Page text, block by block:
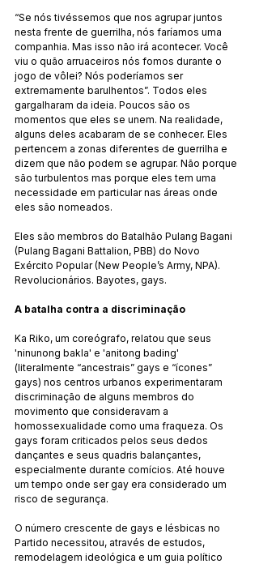
“Se nós tivéssemos que nos agrupar juntos
nesta frente de guerrilha, nós faríamos uma
companhia. Mas isso não irá acontecer. Você
viu o quão arruaceiros nós fomos durante o
jogo de vôlei? Nós poderíamos ser
extremamente barulhentos”. Todos eles
gargalharam da ideia. Poucos são os
momentos que eles se unem. Na realidade,
alguns deles acabaram de se conhecer. Eles
pertencem a zonas diferentes de guerrilha e
dizem que não podem se agrupar. Não porque
são turbulentos mas porque eles tem uma
necessidade em particular nas áreas onde
eles são nomeados.
Eles são membros do Batalhão Pulang Bagani
(Pulang Bagani Battalion, PBB) do Novo
Exército Popular (New People’s Army, NPA).
Revolucionários. Bayotes, gays.
A batalha contra a discriminação
Ka Riko, um coreógrafo, relatou que seus
'ninunong bakla' e 'anitong bading'
(literalmente “ancestrais” gays e “ícones”
gays) nos centros urbanos experimentaram
discriminação de alguns membros do
movimento que consideravam a
homossexualidade como uma fraqueza. Os
gays foram criticados pelos seus dedos
dançantes e seus quadris balançantes,
especialmente durante comícios. Até houve
um tempo onde ser gay era considerado um
risco de segurança.
O número crescente de gays e lésbicas no
Partido necessitou, através de estudos,
remodelagem ideológica e um guia político